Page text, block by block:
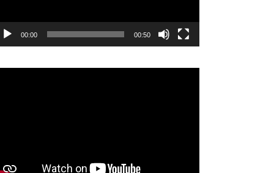
00:00 00:50